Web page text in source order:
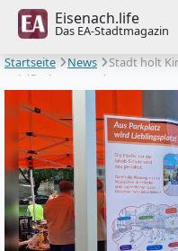
Eisenach.life
Das EA-Stadtmagazin
Startseite
News
Stadt holt
Spielflächen gesucht